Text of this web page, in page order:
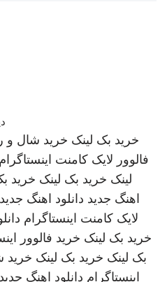
خرید بک لینک خرید شال و
فالوور لایک کامنت اینستاگرام
لینک خرید بک لینک خرید
اهنگ جدید دانلود اهنگ جدید
لایک کامنت اینستاگرام
خرید بک لینک خرید فالوور
بک لینک خرید بک لینک خرید
اینستاگرام دانلود اهنگ جدید